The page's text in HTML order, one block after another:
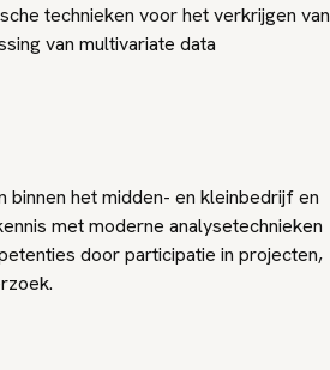
technieken voor het verkrijgen van
van multivariate data
het midden- en kleinbedrijf en
met moderne analysetechnieken
door participatie in projecten,